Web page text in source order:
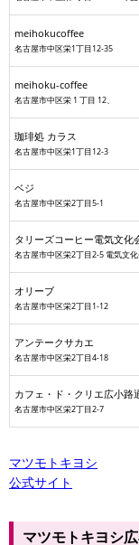
meihokucoffee
名古屋市中区栄1丁目12-35
meihoku-coffee
名古屋市中区栄 1 丁目 12、
珈琲処 カラス
名古屋市中区栄1丁目12-3
ベジ
名古屋市中区栄2丁目5-1
タリーズコーヒー電気文化
名古屋市中区栄2丁目2-5 電気文
オリーブ
名古屋市中区栄2丁目1-12
アンテークサカエ
名古屋市中区栄2丁目4-18
カフェ・ド・クリエ広小路
名古屋市中区栄2丁目2-7
マツモトキヨシ
公式サイト
マツモトキヨシ